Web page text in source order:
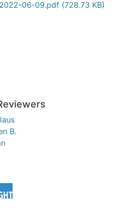
06-09.pdf (728.73 KB)
B.